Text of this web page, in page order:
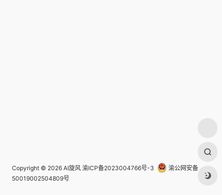
Copyright © 2026 AI旋风 渝ICP备2023004766号-3
渝公网安备
50019002504809号